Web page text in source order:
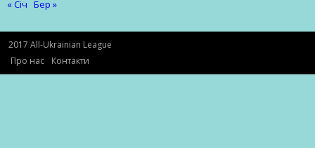
« Січ Бер »
2017 All-Ukrainian League
Про нас
Контакти